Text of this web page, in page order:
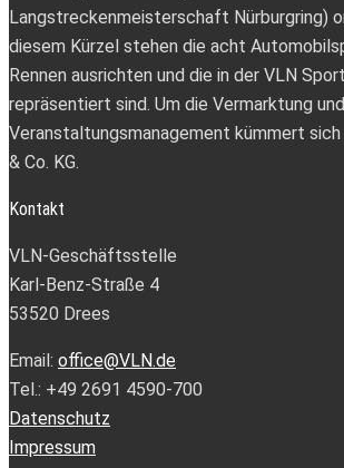
Langstreckenmeisterschaft Nürburgring)
diesem Kürzel stehen die acht
Rennen ausrichten und die in der VLN
repräsentiert sind. Um die Vermarktung
Veranstaltungsmanagement kümmert sich
& Co. KG.
Kontakt
VLN-Geschäftsstelle
Karl-Benz-Straße 4
53520 Drees
Email: office@VLN.de
Tel.: +49 2691 4590-700
Datenschutz
Impressum